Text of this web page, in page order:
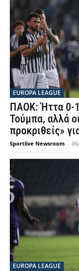
EUROPA LEAGUE
ΠΑΟΚ: Ήττα 0-
Τούμπα, αλλά
προκριθείς»
Sportlive Newsroom -
EUROPA LEAGUE